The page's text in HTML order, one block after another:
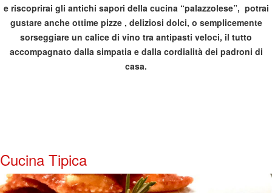
e riscoprirai gli antichi sapori della cucina “palazzolese”, potrai
gustare anche ottime pizze , deliziosi dolci, o semplicemente
sorseggiare un calice di vino tra antipasti veloci, il tutto
accompagnato dalla simpatia e dalla cordialità dei padroni di
casa.
Cucina Tipica